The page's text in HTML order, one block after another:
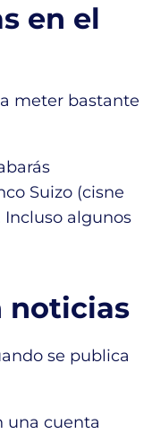
en el
meter bastante
Suizo (cisne
algunos
noticias
se publica
una cuenta